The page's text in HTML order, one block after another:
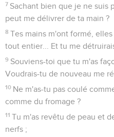
7 Sachant bien que je ne suis
peut me délivrer de ta main ?
8 Tes mains m'ont formé,
tout entier... Et tu me
9 Souviens-toi que tu m'as
Voudrais-tu de nouveau me
10 Ne m'as-tu pas coulé
comme du fromage ?
11 Tu m'as revêtu de peau et
nerfs ;